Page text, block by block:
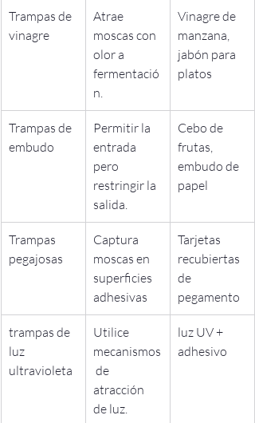
Trampas de
vinagre
Atrae
moscas con
olor a
fermentació
n.
Vinagre de
manzana,
jabón para
platos
Trampas de
embudo
Permitir la
entrada
pero
restringir la
salida.
Cebo de
frutas,
embudo de
papel
Trampas
pegajosas
Captura
moscas en
superficies
adhesivas
Tarjetas
recubiertas
de
pegamento
trampas de
luz
ultravioleta
Utilice
mecanismos
de
atracción
de luz.
luz UV +
adhesivo